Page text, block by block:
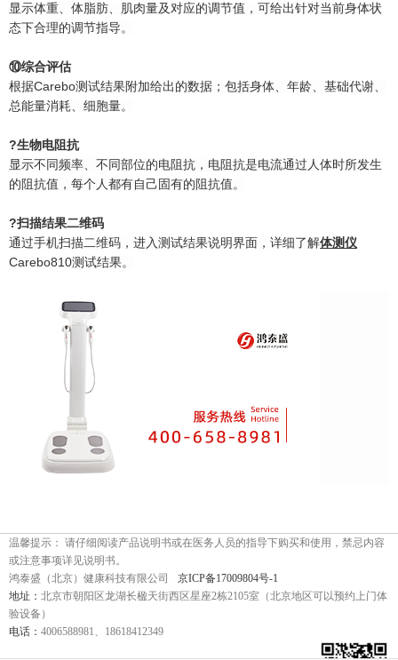
显示体重、体脂肪、肌肉量及对应的调节值，可给出针对当前身体状
态下合理的调节指导。
⑩综合评估
根据Carebo测试结果附加给出的数据；包括身体、年龄、基础代谢、
总能量消耗、细胞量。
?生物电阻抗
显示不同频率、不同部位的电阻抗，电阻抗是电流通过人体时所发生
的阻抗值，每个人都有自己固有的阻抗值。
?扫描结果二维码
通过手机扫描二维码，进入测试结果说明界面，详细了解体测仪
Carebo810测试结果。
温馨提示： 请仔细阅读产品说明书或在医务人员的指导下购买和使用，禁忌内容
或注意事项详见说明书。
鸿泰盛（北京）健康科技有限公司
京ICP备17009804号-1
地址： 北京市朝阳区龙湖长楹天街西区星座2栋2105室（北京地区可以预约上门体
验设备）
电话： 4006588981、18618412349